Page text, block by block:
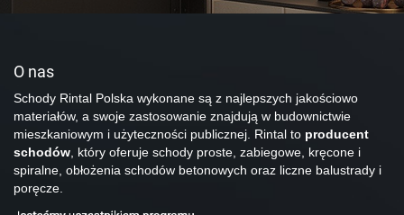
O nas
Schody Rintal Polska wykonane są z najlepszych jakościowo
materiałów, a swoje zastosowanie znajdują w budownictwie
mieszkaniowym i użyteczności publicznej. Rintal to producent
schodów, który oferuje schody proste, zabiegowe, kręcone i
spiralne, obłożenia schodów betonowych oraz liczne balustrady i
poręcze.